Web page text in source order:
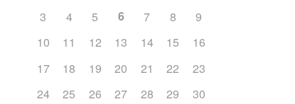
3
4 5 6 7 8
9
10
11 12 13 14 15
16
17
18 19 20 21 22
23
24
25 26 27 28 29
30